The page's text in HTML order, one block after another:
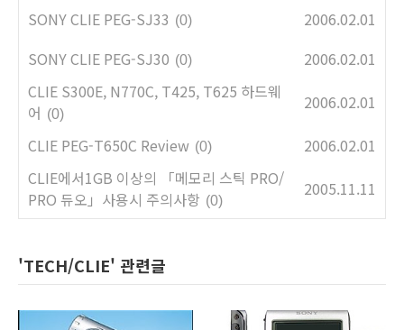
SONY CLIE PEG-SJ33 (0)
2006.02.01
SONY CLIE PEG-SJ30 (0)
2006.02.01
CLIE S300E, N770C, T425, T625 하드웨
어 (0)
2006.02.01
CLIE PEG-T650C Review (0)
2006.02.01
CLIE에서1GB 이상의 「메모리 스틱 PRO/
PRO 듀오」사용시 주의사항 (0)
2005.11.11
'TECH/CLIE' 관련글